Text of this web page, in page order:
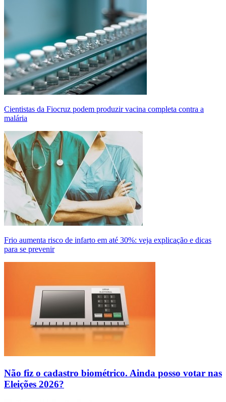
Cientistas da Fiocruz podem produzir vacina completa contra a
malária
Frio aumenta risco de infarto em até 30%: veja explicação e dicas
para se prevenir
Não fiz o cadastro biométrico. Ainda posso votar nas
Eleições 2026?